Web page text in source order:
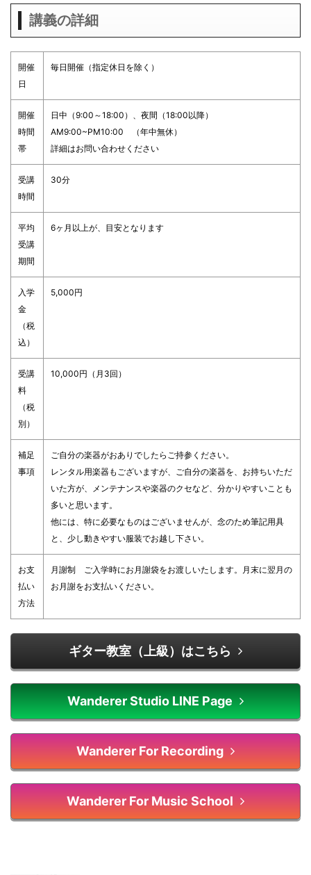
講義の詳細
開催
日
毎日開催（指定休日を除く）
開催
時間
帯
日中（9:00～18:00）、夜間（18:00以降）
AM9:00~PM10:00 （年中無休）
詳細はお問い合わせください
受講
時間
30分
平均
受講
期間
6ヶ月以上が、目安となります
入学
金
（税
込）
5,000円
受講
料
（税
別）
10,000円（月3回）
補足
事項
ご自分の楽器がおありでしたらご持参ください。
レンタル用楽器もございますが、ご自分の楽器を、お持ちいただ
いた方が、メンテナンスや楽器のクセなど、分かりやすいことも
多いと思います。
他には、特に必要なものはございませんが、念のため筆記用具
と、少し動きやすい服装でお越し下さい。
お支
払い
方法
月謝制 ご入学時にお月謝袋をお渡しいたします。月末に翌月の
お月謝をお支払いください。
ギター教室（上級）はこちら
Wanderer Studio LINE Page
Wanderer For Recording
Wanderer For Music School